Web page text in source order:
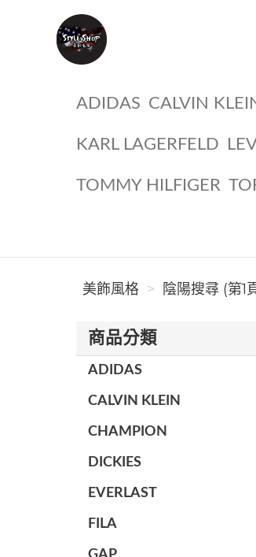
ADIDAS CALVIN
KARL LAGERFELD
TOMMY HILFIGER
美飾風格 陰陽搜尋 (第1
商品分類
ADIDAS
CALVIN KLEIN
CHAMPION
DICKIES
EVERLAST
FILA